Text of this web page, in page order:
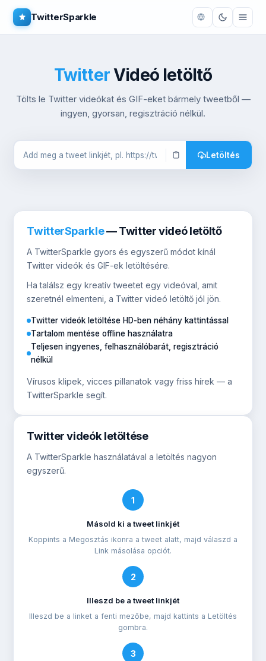
TwitterSparkle
TwitterVideó letöltő
Tölts le Twitter videókat és GIF-eket bármely tweetből —
ingyen, gyorsan, regisztráció nélkül.
Letöltés
TwitterSparkle— Twitter videó letöltő
A TwitterSparkle gyors és egyszerű módot kínál
Twitter videók és GIF-ek letöltésére.
Ha találsz egy kreatív tweetet egy videóval, amit
szeretnél elmenteni, a Twitter videó letöltő jól jön.
Twitter videók letöltése HD-ben néhány kattintással
Tartalom mentése offline használatra
Teljesen ingyenes, felhasználóbarát, regisztráció
nélkül
Vírusos klipek, vicces pillanatok vagy friss hírek — a
TwitterSparkle segít.
Twitter videók letöltése
A TwitterSparkle használatával a letöltés nagyon
egyszerű.
1
Másold ki a tweet linkjét
Koppints a Megosztás ikonra a tweet alatt, majd válaszd a
Link másolása opciót.
2
Illeszd be a tweet linkjét
Illeszd be a linket a fenti mezőbe, majd kattints a Letöltés
gombra.
3